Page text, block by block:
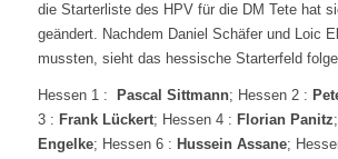
die Starterliste des HPV für die DM Tete hat
geändert. Nachdem Daniel Schäfer und Loic
mussten, sieht das hessische Starterfeld
Hessen 1 : Pascal Sittmann; Hessen 2 :
3 : Frank Lückert; Hessen 4 : Florian Panitz
Engelke; Hessen 6 : Hussein Assane;